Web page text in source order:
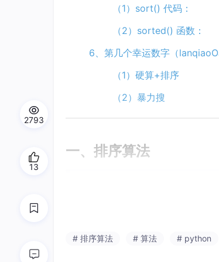
（1）sort() 代码：
（2）sorted() 函数：
6、第几个幸运数字（
（1）硬算+排序
（2）暴力搜
一、排序算法
选择排序、插入排序、冒泡排序
# 排序算法 # 算法 # python
2793
13